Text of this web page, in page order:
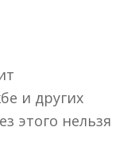
и других
этого нельзя